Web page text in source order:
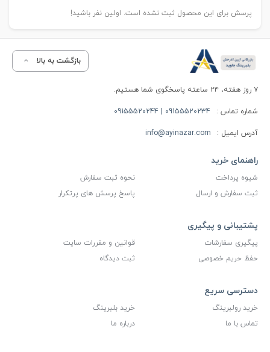
پرسش برای این محصول ثبت نشده است. اولین نفر باشید!
بازگشت به بالا
۷ روز هفته، ۲۴ ساعته پاسخگوی شما هستیم.
شماره تماس : 09155520234 | 09155520244
آدرس ایمیل : info@ayinazar.com
راهنمای خرید
شیوه پرداخت
نحوه ثبت سفارش
ثبت سفارش و ارسال
پاسخ پرسش های پرتکرار
پشتیبانی و پیگیری
پیگیری سفارشات
قوانین و مقررات سایت
حفظ حریم خصوصی
ثبت دیدگاه
دسترسی سریع
خرید رولبرینگ
خرید بلبرینگ
تماس با ما
درباره ما